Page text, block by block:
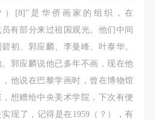
[8]”是华侨画家的组织，在
有部分来过祖国观光。他们中间
初、郭应麟、李曼峰、叶泰华。
郭应麟说他已多年不画，现在他
他说在巴黎学画时，曾在博物馆
想赠给中央美术学院，下次有便
现了，记得是在1959（？），有